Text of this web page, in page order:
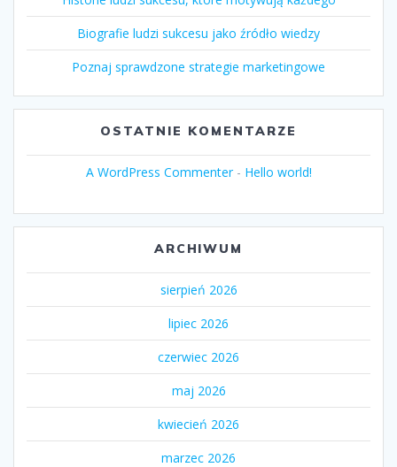
Biografie ludzi sukcesu jako źródło wiedzy
Poznaj sprawdzone strategie marketingowe
OSTATNIE KOMENTARZE
A WordPress Commenter- Hello world!
ARCHIWUM
sierpień 2026
lipiec 2026
czerwiec 2026
maj 2026
kwiecień 2026
marzec 2026